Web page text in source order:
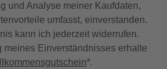
und Analyse meiner Kaufdaten,
umfasst, einverstanden.
kann ich jederzeit widerrufen.
meines Einverständnisses erhalte
*.